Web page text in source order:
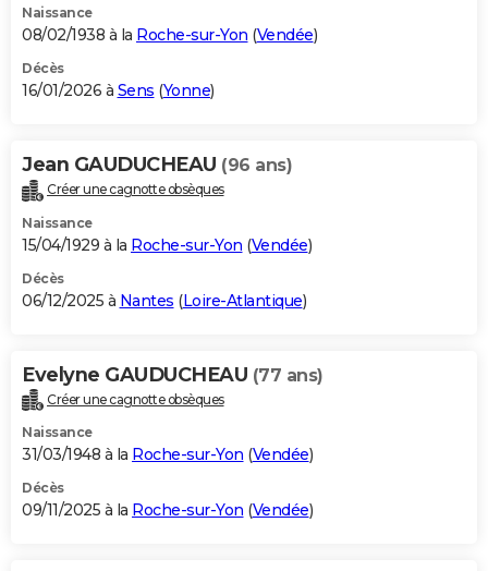
Naissance
08/02/1938 à la Roche-sur-Yon (Vendée)
Décès
16/01/2026 à Sens (Yonne)
Jean GAUDUCHEAU (96 ans)
Créer une cagnotte obsèques
Naissance
15/04/1929 à la Roche-sur-Yon (Vendée)
Décès
06/12/2025 à Nantes (Loire-Atlantique)
Evelyne GAUDUCHEAU (77 ans)
Créer une cagnotte obsèques
Naissance
31/03/1948 à la Roche-sur-Yon (Vendée)
Décès
09/11/2025 à la Roche-sur-Yon (Vendée)